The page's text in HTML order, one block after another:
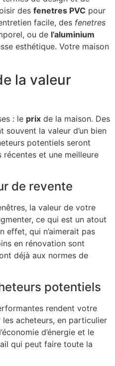
des fenetres PVC pour
facile, des fenetres
ou de l’aluminium
esthétique. Votre maison
la valeur
: le prix de la maison. Des
souvent la valeur d’un bien
potentiels seront
récentes et une meilleure
de revente
la valeur de votre
ce qui est un atout
effet, qui n’aimerait pas
en rénovation sont
déjà aux normes de
potentiels
rendent votre
acheteurs, en particulier
d’énergie et le
qui peut faire toute la